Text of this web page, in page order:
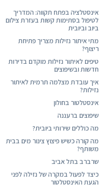
אינסטלציה בפתח תקווה: המדריך
לטיפול בסתימות קשות בעזרת צילום
ביוב וביובית
מתי איתור נזילות מצריך פתיחת
ריצוף?
טיפים לאיתור נזילות מוקדם בדירות
חדשות ובשיפוצים
איך עובדת מצלמה תרמית לאיתור
נזילות?
אינסטלטור בחולון
שיפוצים ברעננה
מה כוללים שירותי ביובית?
מה קורה כשיש פיצוץ צינור מים בבית
משותף?
שרברב בתל אביב
כיצד לפעול במקרה של נזילה לפני
הגעת האינסטלטור